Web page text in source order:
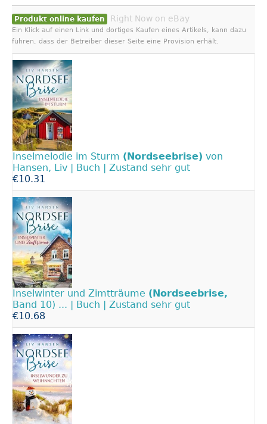
Produkt online kaufen Right Now on eBay
Ein Klick auf einen Link und dortiges Kaufen eines Artikels, kann dazu
führen, dass der Betreiber dieser Seite eine Provision erhält.
Inselmelodie im Sturm (Nordseebrise) von
Hansen, Liv | Buch | Zustand sehr gut
€10.31
Inselwinter und Zimtträume (Nordseebrise,
Band 10) ... | Buch | Zustand sehr gut
€10.68